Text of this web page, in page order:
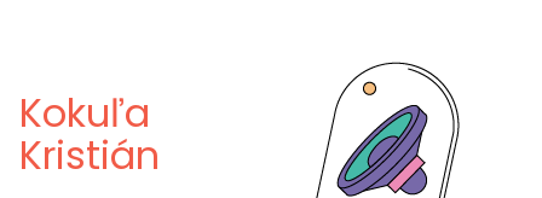
Kokuľa
Kristián